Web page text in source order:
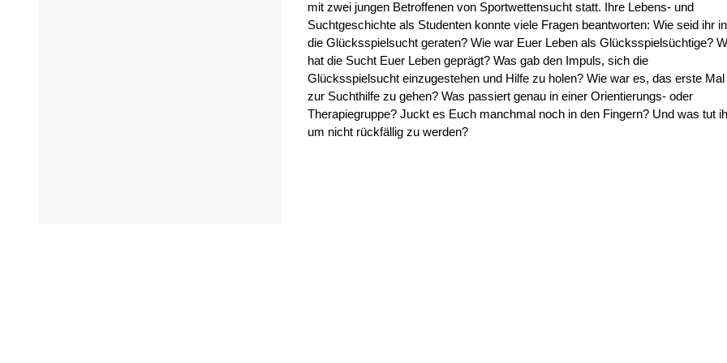
mit zwei jungen Betroffenen von Sportwettensucht statt. Ihre Lebens- und
Suchtgeschichte als Studenten konnte viele Fragen beantworten: Wie seid ihr in
die Glücksspielsucht geraten? Wie war Euer Leben als Glücksspielsüchtige?
hat die Sucht Euer Leben geprägt? Was gab den Impuls, sich die
Glücksspielsucht einzugestehen und Hilfe zu holen? Wie war es, das erste Mal
zur Suchthilfe zu gehen? Was passiert genau in einer Orientierungs- oder
Therapiegruppe? Juckt es Euch manchmal noch in den Fingern? Und was tut
um nicht rückfällig zu werden?